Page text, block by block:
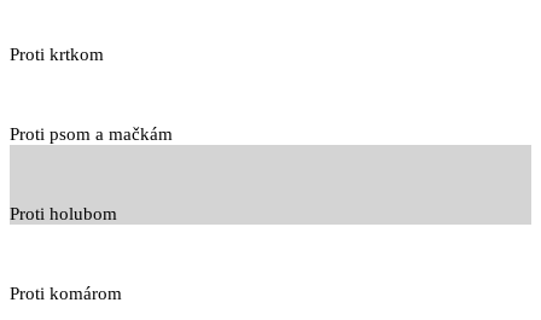
Proti krtkom
Proti psom a mačkám
Proti holubom
Proti komárom